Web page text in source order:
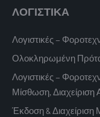
ΛΟΓΙΣΤΙΚΑ
Λογιστικές –
Ολοκληρωμένη
Λογιστικές –
Μίσθωση, Διαχείριση
Έκδοση & Διαχείριση